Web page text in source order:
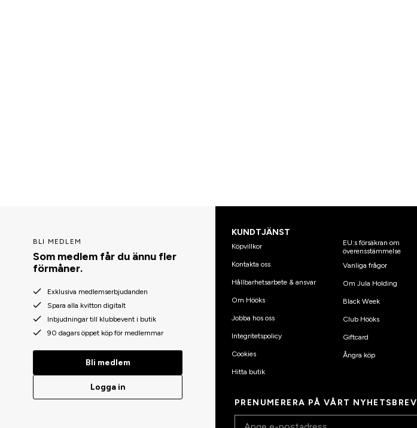
BLI MEDLEM
Som medlem får du ännu fler
förmåner.
Exklusiva medlemserbjudanden
Spara alla kvitton digitalt
Inbjudningar till klubbevent i butik
90 dagars öppet köp för medlemmar
Bli medlem
Logga in
KUNDTJÄNST
Köpvillkor
Kontakta oss
Hållbarhetsarbete & ansvar
Om Hööks
Jobba hos oss
Integritetspolicy
Cookies
Hitta butik
EU:s försäkran om
överensstämmelse
Vanliga frågor
Om Jula Holding
Black Week
Club Hööks
Giftcard
Ångra köp
PRENUMERERA PÅ VÅRT NYHETSBREV